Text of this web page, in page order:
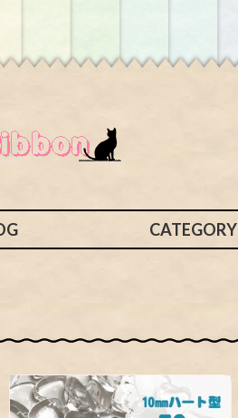
CATEGORY